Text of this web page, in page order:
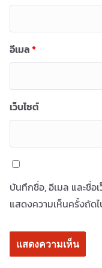
อีเมล*
เว็บไซต์
บันทึกชื่อ, อีเมล และชื่อ
แสดงความเห็นครั้งถัด